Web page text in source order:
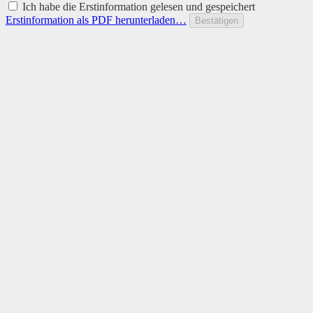
Ich habe die Erstinformation gelesen und gespeichert
Erstinformation als PDF herunterladen…
Bestätigen